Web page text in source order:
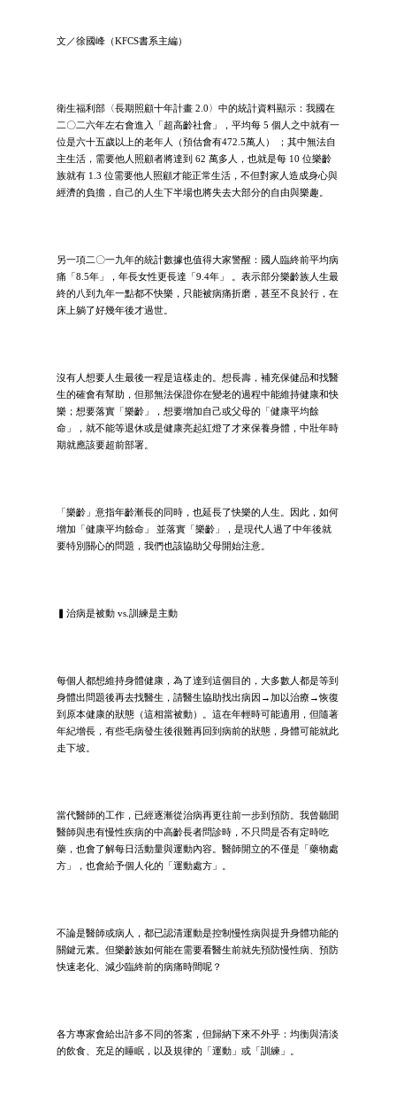
文／徐國峰（KFCS書系主編）
衛生福利部〈長期照顧十年計畫 2.0〉中的統計資料顯示：我國在
二〇二六年左右會進入「超高齡社會」，平均每 5 個人之中就有一
位是六十五歲以上的老年人（預估會有472.5萬人） ；其中無法自
主生活，需要他人照顧者將達到 62 萬多人，也就是每 10 位樂齡
族就有 1.3 位需要他人照顧才能正常生活，不但對家人造成身心與
經濟的負擔，自己的人生下半場也將失去大部分的自由與樂趣。
另一項二〇一九年的統計數據也值得大家警醒：國人臨終前平均病
痛「8.5年」，年長女性更長達「9.4年」 。表示部分樂齡族人生最
終的八到九年一點都不快樂，只能被病痛折磨，甚至不良於行，在
床上躺了好幾年後才過世。
沒有人想要人生最後一程是這樣走的。想長壽，補充保健品和找醫
生的確會有幫助，但那無法保證你在變老的過程中能維持健康和快
樂；想要落實「樂齡」，想要增加自己或父母的「健康平均餘
命」，就不能等退休或是健康亮起紅燈了才來保養身體，中壯年時
期就應該要超前部署。
「樂齡」意指年齡漸長的同時，也延長了快樂的人生。因此，如何
增加「健康平均餘命」 並落實「樂齡」，是現代人過了中年後就
要特別關心的問題，我們也該協助父母開始注意。
▍治病是被動 vs.訓練是主動
每個人都想維持身體健康，為了達到這個目的，大多數人都是等到
身體出問題後再去找醫生，請醫生協助找出病因→加以治療→恢復
到原本健康的狀態（這相當被動）。這在年輕時可能適用，但隨著
年紀增長，有些毛病發生後很難再回到病前的狀態，身體可能就此
走下坡。
當代醫師的工作，已經逐漸從治病再更往前一步到預防。我曾聽聞
醫師與患有慢性疾病的中高齡長者問診時，不只問是否有定時吃
藥，也會了解每日活動量與運動內容。醫師開立的不僅是「藥物處
方」，也會給予個人化的「運動處方」。
不論是醫師或病人，都已認清運動是控制慢性病與提升身體功能的
關鍵元素。但樂齡族如何能在需要看醫生前就先預防慢性病、預防
快速老化、減少臨終前的病痛時間呢？
各方專家會給出許多不同的答案，但歸納下來不外乎：均衡與清淡
的飲食、充足的睡眠，以及規律的「運動」或「訓練」。